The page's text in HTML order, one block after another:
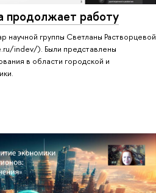
продолжает работу
научной группы Светланы Растворцевой
indev/). Были представлены
в области городской и